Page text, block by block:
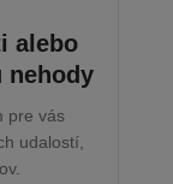
alebo
nehody
pre vás
udalostí,